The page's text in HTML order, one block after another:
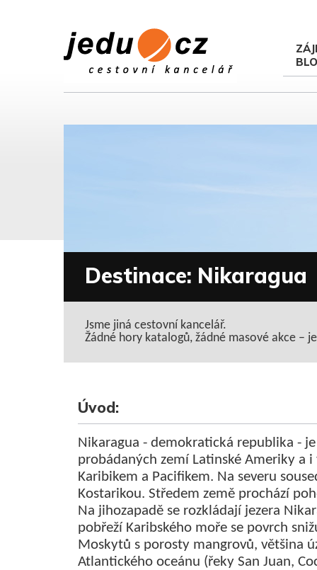
Destinace: Nikaragua
Jsme jiná cestovní kancelář.
Žádné hory katalogů, žádné masové akce –
Úvod:
Nikaragua - demokratická republika -
probádaných zemí Latinské Ameriky a
Karibikem a Pacifikem. Na severu
Kostarikou. Středem země prochází
Na jihozapadě se rozkládají jezera
pobřeží Karibského moře se povrch
Moskytů s porosty mangrovů, většina
Atlantického oceánu (řeky San Juan,